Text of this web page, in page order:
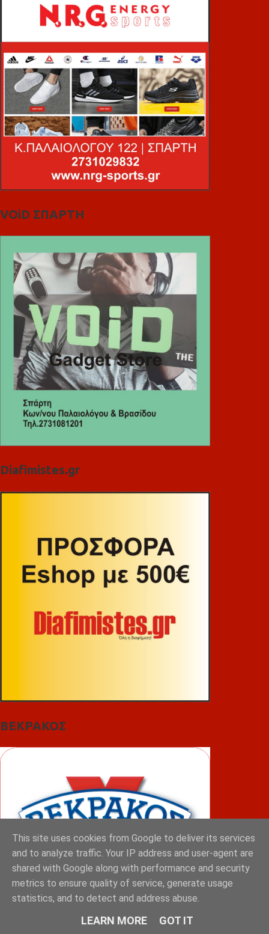
VOiD ΣΠΑΡΤΗ
Diafimistes.gr
ΒΕΚΡΑΚΟΣ
This site uses cookies from Google to deliver its services
and to analyze traffic. Your IP address and user-agent are
shared with Google along with performance and security
metrics to ensure quality of service, generate usage
statistics, and to detect and address abuse.
LEARN MORE GOT IT